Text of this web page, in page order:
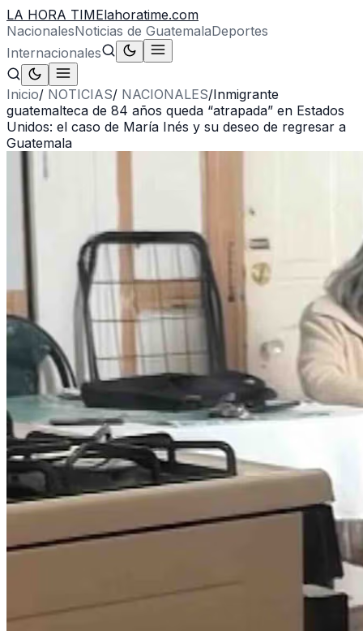
LA HORA TIMElahoratime.com
NacionalesNoticias de GuatemalaDeportes
Internacionales
Inicio/ NOTICIAS/ NACIONALES/Inmigrante
guatemalteca de 84 años queda “atrapada” en Estados
Unidos: el caso de María Inés y su deseo de regresar a
Guatemala